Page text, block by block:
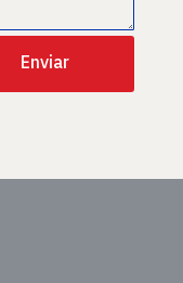
Enviar